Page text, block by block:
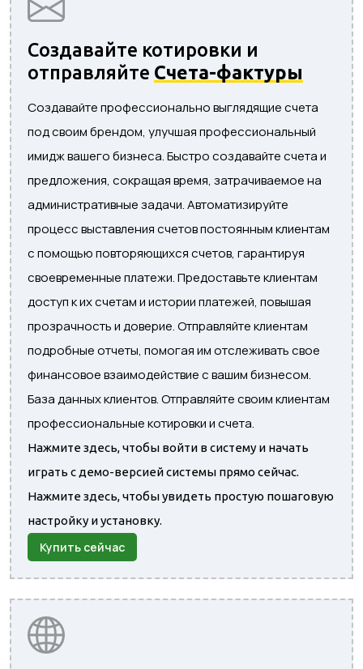
Создавайте котировки и
отправляйте Счета-фактуры
Создавайте профессионально выглядящие счета
под своим брендом, улучшая профессиональный
имидж вашего бизнеса. Быстро создавайте счета и
предложения, сокращая время, затрачиваемое на
административные задачи. Автоматизируйте
процесс выставления счетов постоянным клиентам
с помощью повторяющихся счетов, гарантируя
своевременные платежи. Предоставьте клиентам
доступ к их счетам и истории платежей, повышая
прозрачность и доверие. Отправляйте клиентам
подробные отчеты, помогая им отслеживать свое
финансовое взаимодействие с вашим бизнесом.
База данных клиентов. Отправляйте своим клиентам
профессиональные котировки и счета.
Нажмите здесь, чтобы войти в систему и начать
играть с демо-версией системы прямо сейчас.
Нажмите здесь, чтобы увидеть простую пошаговую
настройку и установку.
Купить сейчас